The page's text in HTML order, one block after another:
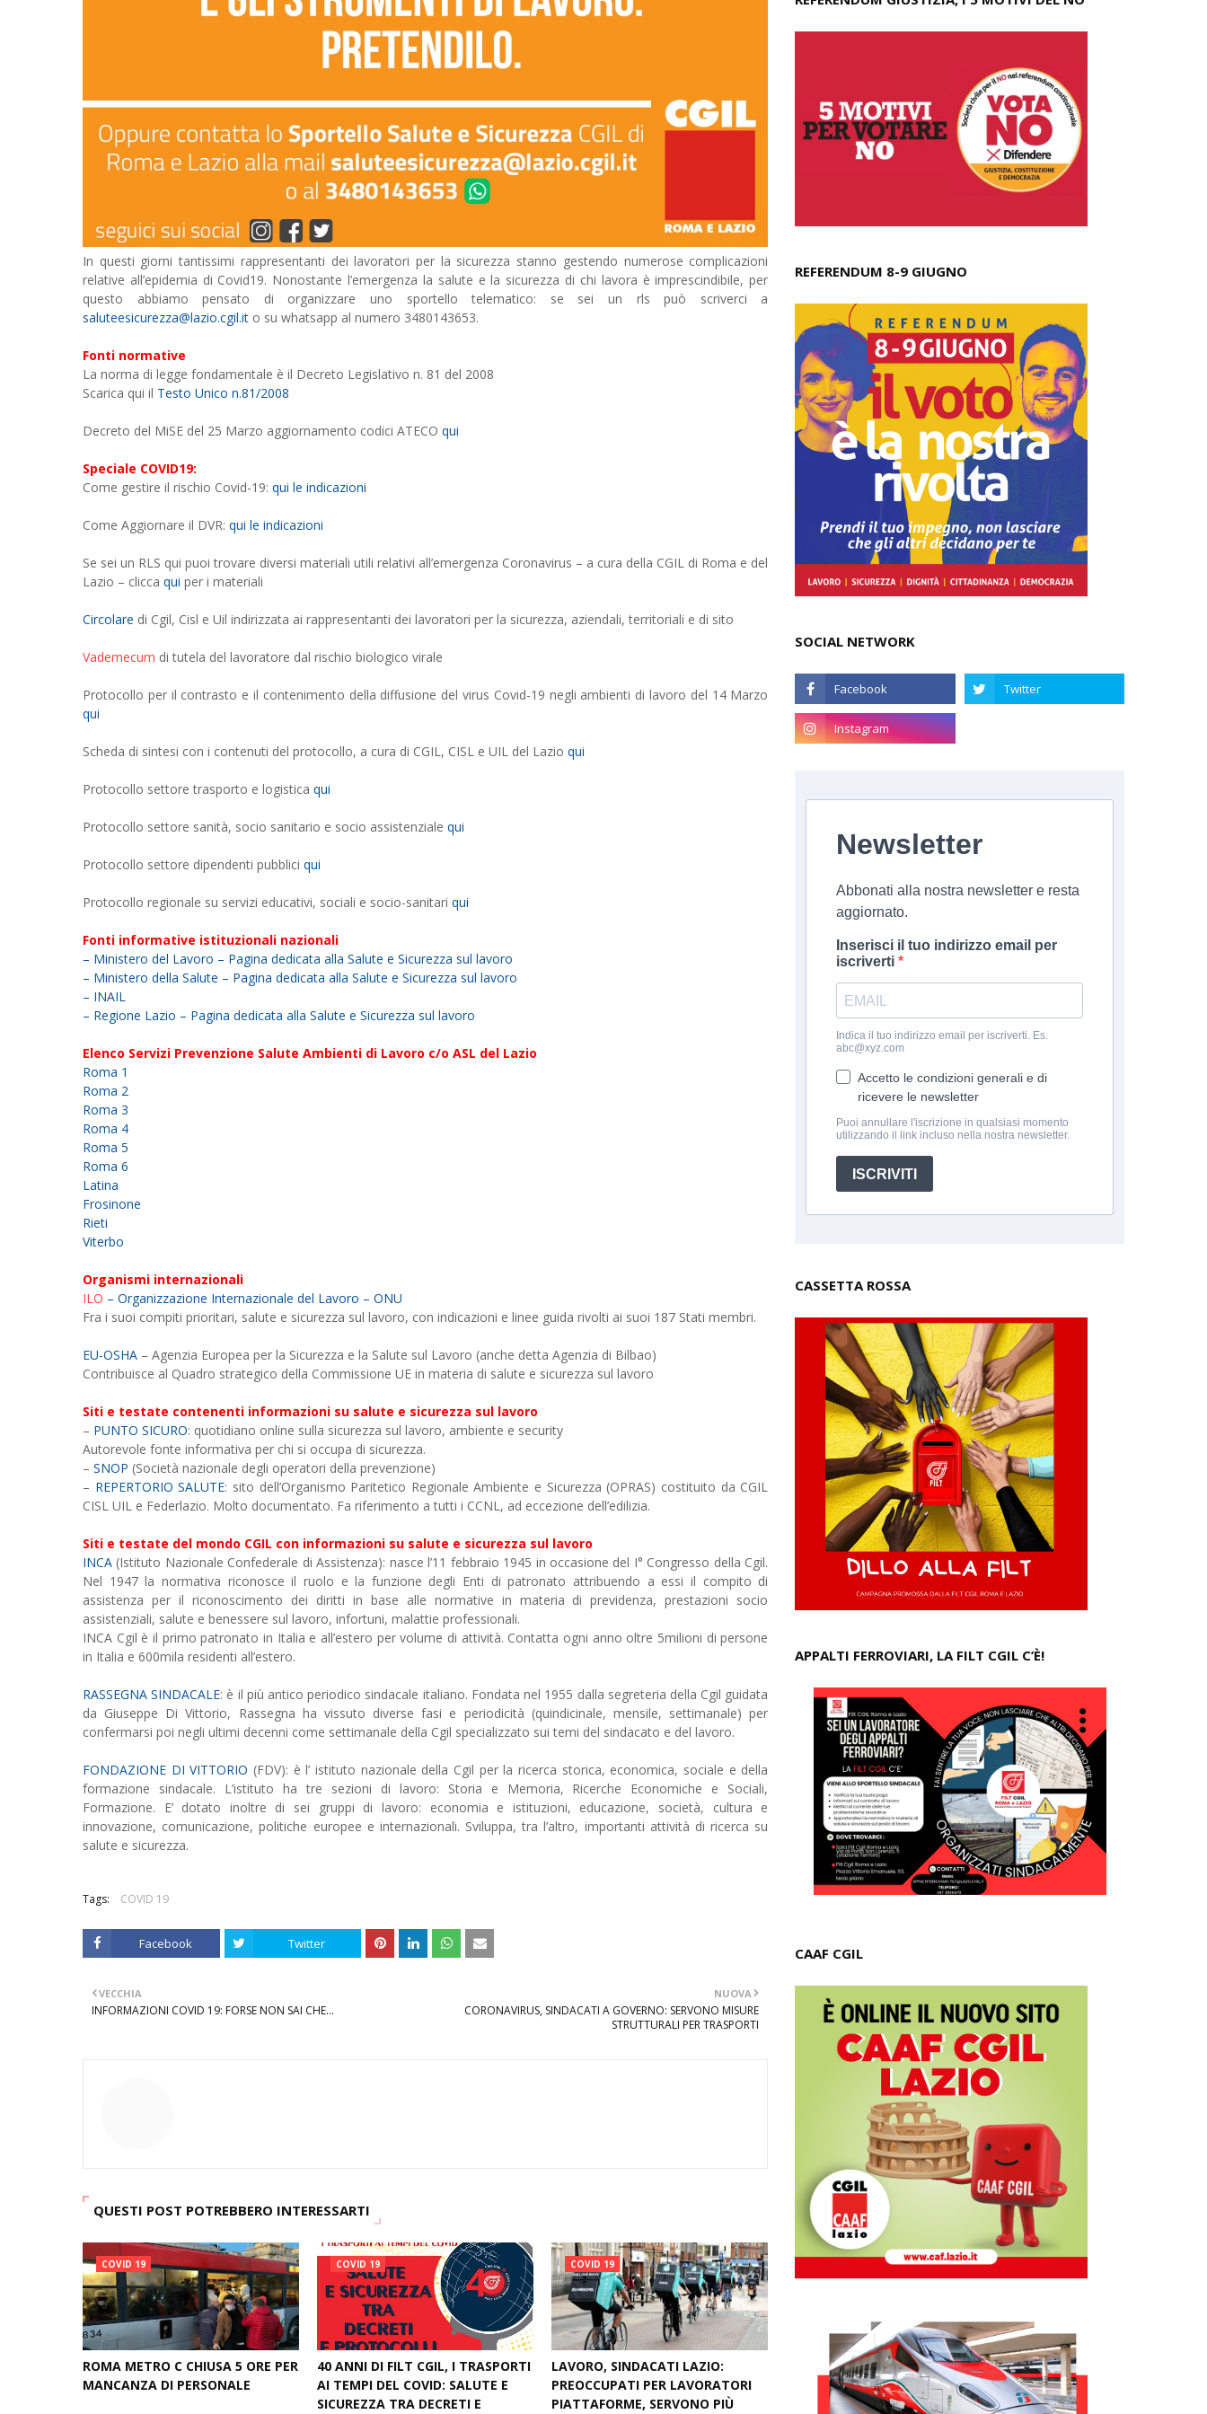
In questi giorni tantissimi rappresentanti dei lavoratori per la sicurezza stanno gestendo numerose complicazioni
relative all’epidemia di Covid19. Nonostante l’emergenza la salute e la sicurezza di chi lavora è imprescindibile, per
questo abbiamo pensato di organizzare uno sportello telematico: se sei un rls può scriverci a
saluteesicurezza@lazio.cgil.it o su whatsapp al numero 3480143653.
Fonti normative
La norma di legge fondamentale è il Decreto Legislativo n. 81 del 2008
Scarica qui il Testo Unico n.81/2008
Decreto del MiSE del 25 Marzo aggiornamento codici ATECO qui
Speciale COVID19:
Come gestire il rischio Covid-19: qui le indicazioni
Come Aggiornare il DVR: qui le indicazioni
Se sei un RLS qui puoi trovare diversi materiali utili relativi all’emergenza Coronavirus – a cura della CGIL di Roma e del
Lazio – clicca qui per i materiali
Circolare di Cgil, Cisl e Uil indirizzata ai rappresentanti dei lavoratori per la sicurezza, aziendali, territoriali e di sito
Vademecum di tutela del lavoratore dal rischio biologico virale
Protocollo per il contrasto e il contenimento della diffusione del virus Covid-19 negli ambienti di lavoro del 14 Marzo
qui
Scheda di sintesi con i contenuti del protocollo, a cura di CGIL, CISL e UIL del Lazio qui
Protocollo settore trasporto e logistica qui
Protocollo settore sanità, socio sanitario e socio assistenziale qui
Protocollo settore dipendenti pubblici qui
Protocollo regionale su servizi educativi, sociali e socio-sanitari qui
Fonti informative istituzionali nazionali
– Ministero del Lavoro – Pagina dedicata alla Salute e Sicurezza sul lavoro
– Ministero della Salute – Pagina dedicata alla Salute e Sicurezza sul lavoro
– INAIL
– Regione Lazio – Pagina dedicata alla Salute e Sicurezza sul lavoro
Elenco Servizi Prevenzione Salute Ambienti di Lavoro c/o ASL del Lazio
Roma 1
Roma 2
Roma 3
Roma 4
Roma 5
Roma 6
Latina
Frosinone
Rieti
Viterbo
Organismi internazionali
ILO – Organizzazione Internazionale del Lavoro – ONU
Fra i suoi compiti prioritari, salute e sicurezza sul lavoro, con indicazioni e linee guida rivolti ai suoi 187 Stati membri.
EU-OSHA – Agenzia Europea per la Sicurezza e la Salute sul Lavoro (anche detta Agenzia di Bilbao)
Contribuisce al Quadro strategico della Commissione UE in materia di salute e sicurezza sul lavoro
Siti e testate contenenti informazioni su salute e sicurezza sul lavoro
– PUNTO SICURO: quotidiano online sulla sicurezza sul lavoro, ambiente e security
Autorevole fonte informativa per chi si occupa di sicurezza.
– SNOP (Società nazionale degli operatori della prevenzione)
– REPERTORIO SALUTE: sito dell’Organismo Paritetico Regionale Ambiente e Sicurezza (OPRAS) costituito da CGIL
CISL UIL e Federlazio. Molto documentato. Fa riferimento a tutti i CCNL, ad eccezione dell’edilizia.
Siti e testate del mondo CGIL con informazioni su salute e sicurezza sul lavoro
INCA (Istituto Nazionale Confederale di Assistenza): nasce l’11 febbraio 1945 in occasione del I° Congresso della Cgil.
Nel 1947 la normativa riconosce il ruolo e la funzione degli Enti di patronato attribuendo a essi il compito di
assistenza per il riconoscimento dei diritti in base alle normative in materia di previdenza, prestazioni socio
assistenziali, salute e benessere sul lavoro, infortuni, malattie professionali.
INCA Cgil è il primo patronato in Italia e all’estero per volume di attività. Contatta ogni anno oltre 5milioni di persone
in Italia e 600mila residenti all’estero.
RASSEGNA SINDACALE: è il più antico periodico sindacale italiano. Fondata nel 1955 dalla segreteria della Cgil guidata
da Giuseppe Di Vittorio, Rassegna ha vissuto diverse fasi e periodicità (quindicinale, mensile, settimanale) per
confermarsi poi negli ultimi decenni come settimanale della Cgil specializzato sui temi del sindacato e del lavoro.
FONDAZIONE DI VITTORIO (FDV): è l’ istituto nazionale della Cgil per la ricerca storica, economica, sociale e della
formazione sindacale. L’istituto ha tre sezioni di lavoro: Storia e Memoria, Ricerche Economiche e Sociali,
Formazione. E’ dotato inoltre di sei gruppi di lavoro: economia e istituzioni, educazione, società, cultura e
innovazione, comunicazione, politiche europee e internazionali. Sviluppa, tra l’altro, importanti attività di ricerca su
salute e sicurezza.
Tags: COVID 19
Facebook Twitter
NUOVA
CORONAVIRUS, SINDACATI A GOVERNO: SERVONO MISURE
STRUTTURALI PER TRASPORTI
VECCHIA
INFORMAZIONI COVID 19: FORSE NON SAI CHE...
QUESTI POST POTREBBERO INTERESSARTI
COVID 19
ROMA METRO C CHIUSA 5 ORE PER
MANCANZA DI PERSONALE
COVID 19
40 ANNI DI FILT CGIL, I TRASPORTI
AI TEMPI DEL COVID: SALUTE E
SICUREZZA TRA DECRETI E
COVID 19
LAVORO, SINDACATI LAZIO:
PREOCCUPATI PER LAVORATORI
PIATTAFORME, SERVONO PIÙ
REFERENDUM 8-9 GIUGNO
SOCIAL NETWORK
Newsletter
Abbonati alla nostra newsletter e resta
aggiornato.
Inserisci il tuo indirizzo email per
iscriverti
Indica il tuo indirizzo email per iscriverti. Es.
abc@xyz.com
Accetto le condizioni generali e di
ricevere le newsletter
Puoi annullare l'iscrizione in qualsiasi momento
utilizzando il link incluso nella nostra newsletter.
ISCRIVITI
CASSETTA ROSSA
APPALTI FERROVIARI, LA FILT CGIL C’È!
CAAF CGIL